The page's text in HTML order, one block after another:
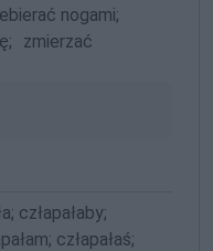
nogami;
zmierzać
człapałaby;
człapałaś;